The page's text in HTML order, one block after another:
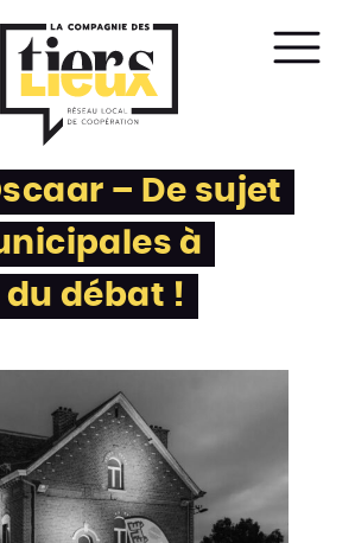
le
– De sujet
à
débat !